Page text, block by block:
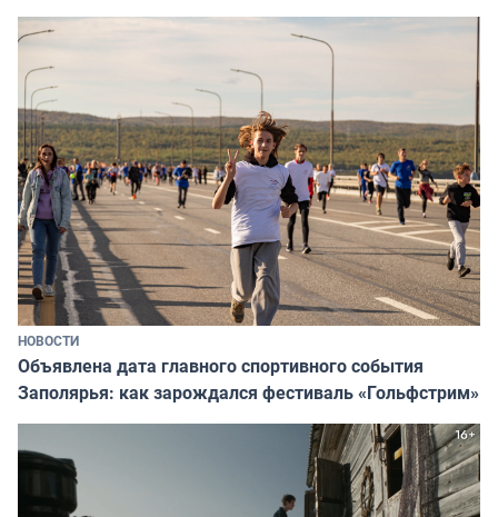
НОВОСТИ
Объявлена дата главного спортивного события
Заполярья: как зарождался фестиваль «Гольфстрим»